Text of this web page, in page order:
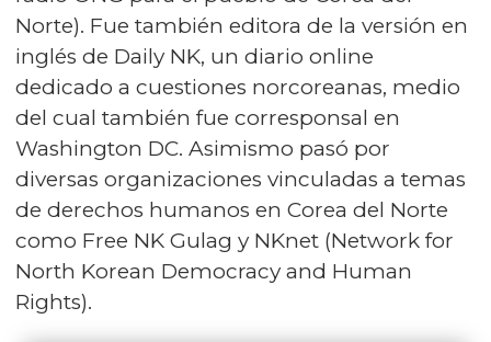
Norte). Fue también editora de la versión en
inglés de Daily NK, un diario online
dedicado a cuestiones norcoreanas, medio
del cual también fue corresponsal en
Washington DC. Asimismo pasó por
diversas organizaciones vinculadas a temas
de derechos humanos en Corea del Norte
como Free NK Gulag y NKnet (Network for
North Korean Democracy and Human
Rights).